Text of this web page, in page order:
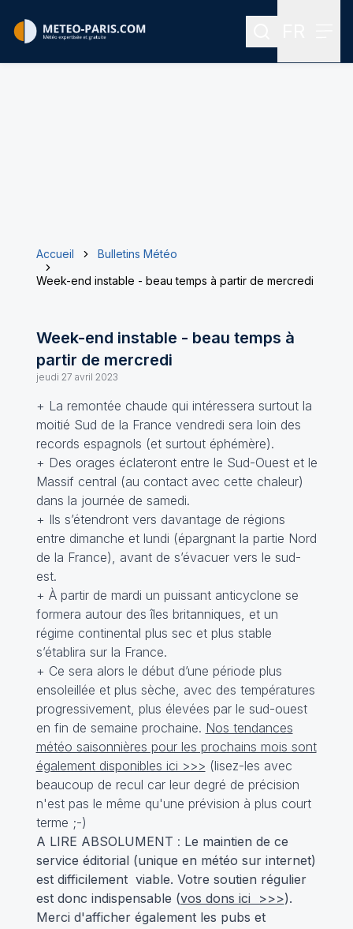
Rechercher
Accueil
Bulletins Météo
Week-end instable - beau temps à partir de mercredi
Week-end instable - beau temps à
partir de mercredi
jeudi 27 avril 2023
+ La remontée chaude qui intéressera surtout la
moitié Sud de la France vendredi sera loin des
records espagnols (et surtout éphémère).
+ Des orages éclateront entre le Sud-Ouest et le
Massif central (au contact avec cette chaleur)
dans la journée de samedi.
+ Ils s’étendront vers davantage de régions
entre dimanche et lundi (épargnant la partie Nord
de la France), avant de s’évacuer vers le sud-
est.
+ À partir de mardi un puissant anticyclone se
formera autour des îles britanniques, et un
régime continental plus sec et plus stable
s’établira sur la France.
+ Ce sera alors le début d’une période plus
ensoleillée et plus sèche, avec des températures
progressivement, plus élevées par le sud-ouest
en fin de semaine prochaine. Nos tendances
météo saisonnières pour les prochains mois sont
également disponibles ici >>> (lisez-les avec
beaucoup de recul car leur degré de précision
n'est pas le même qu'une prévision à plus court
terme ;-)
A LIRE ABSOLUMENT : Le maintien de ce
service éditorial (unique en météo sur internet)
est difficilement viable. Votre soutien régulier
est donc indispensable (vos dons ici >>>).
Merci d'afficher également les pubs et